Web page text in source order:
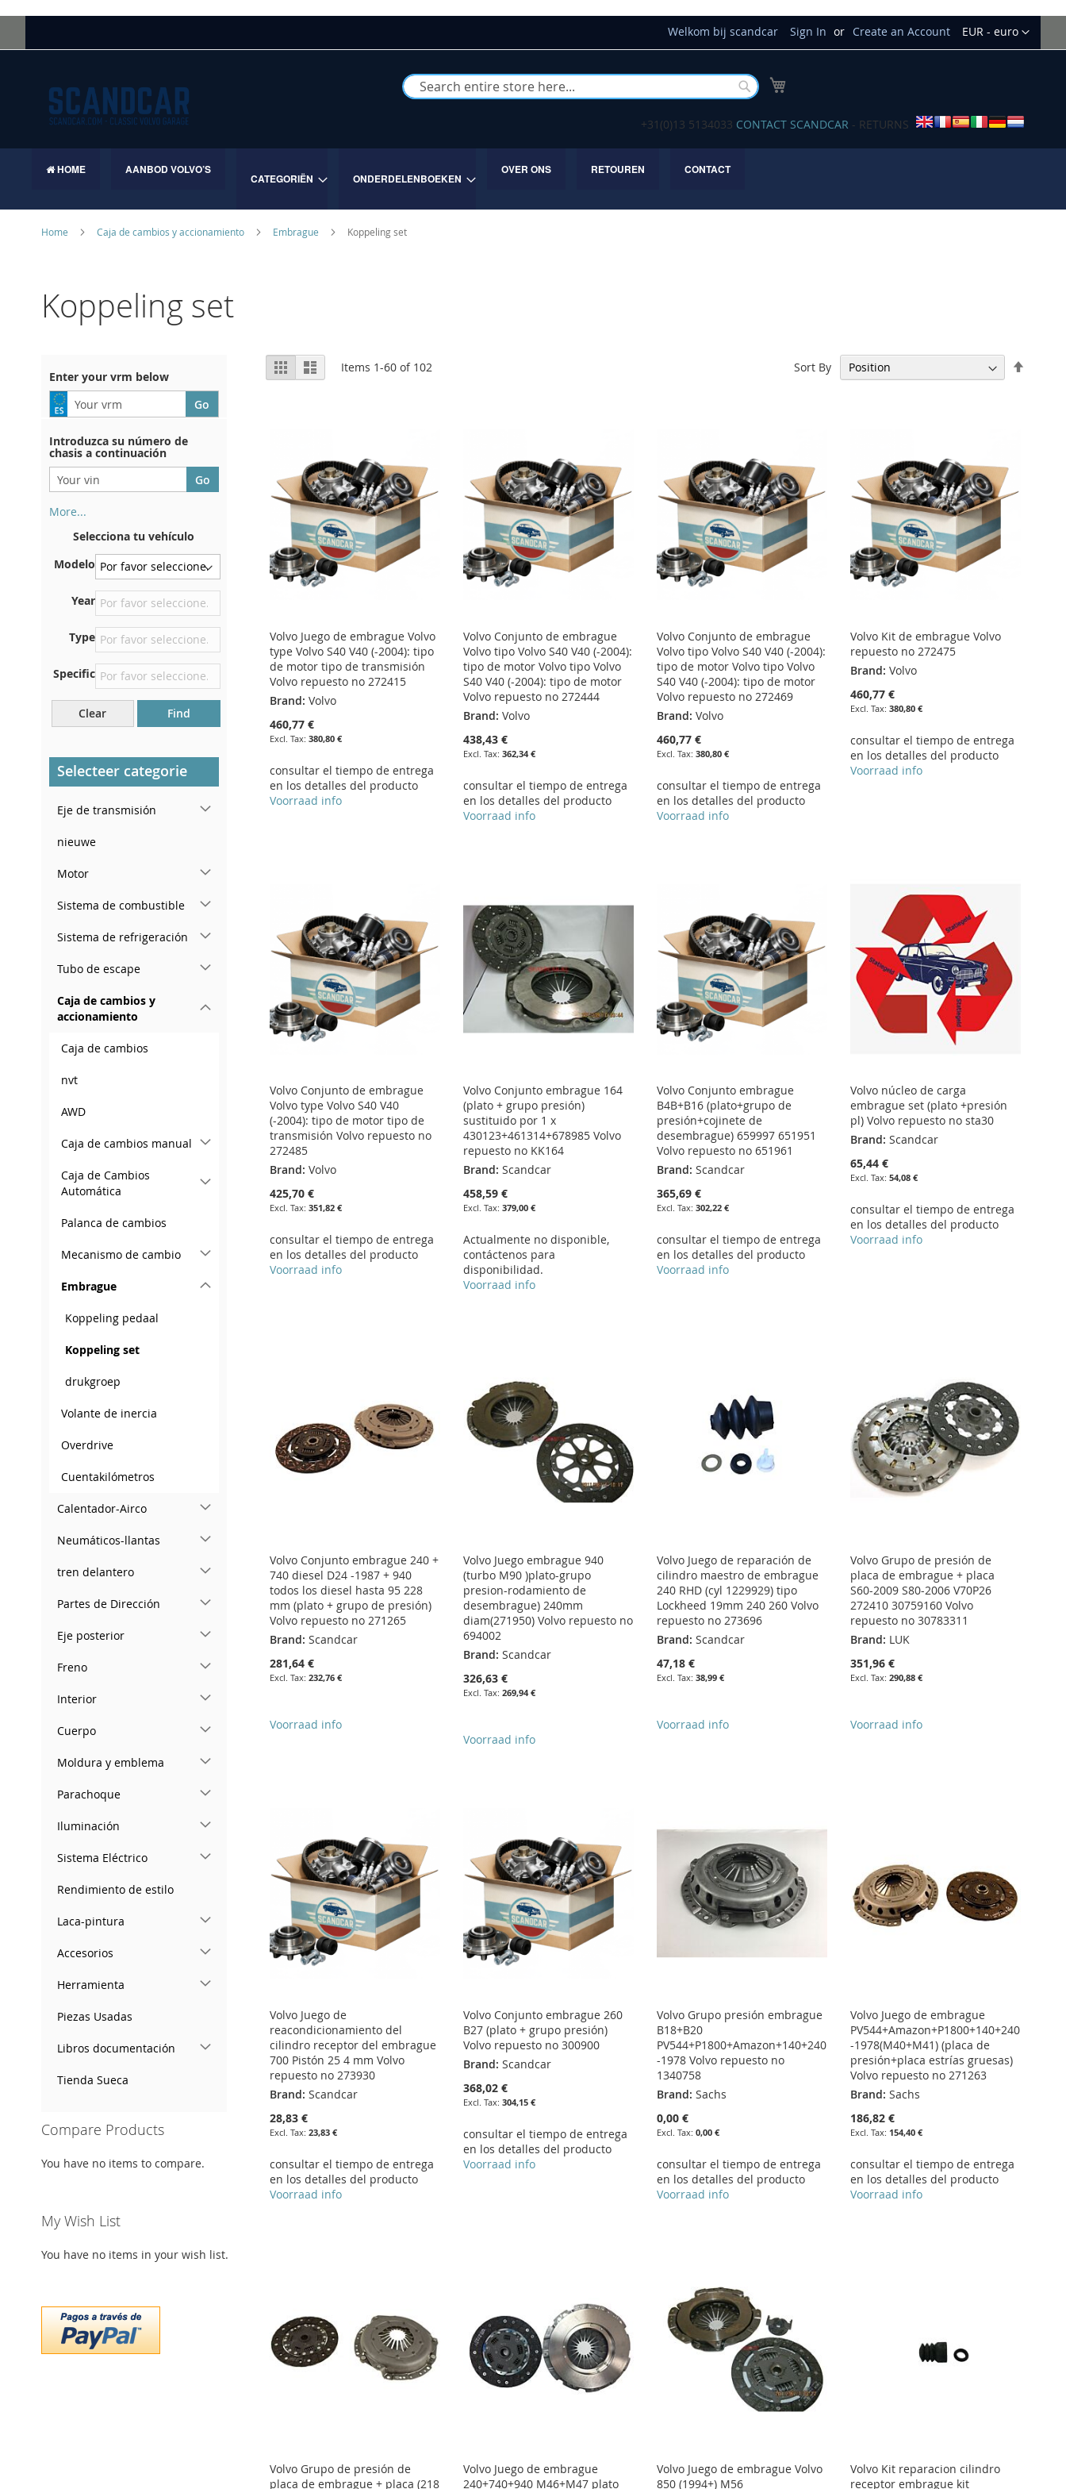
Currency
EUR - euro
Welkom bij scandcar Sign In Create an Account
to
Buscar
+31(0)13 5134033 CONTACT SCANDCAR - RETURNS
HOME AANBOD VOLVO’S
CATEGORIËN ONDERDELENBOEKEN
OVER ONS RETOUREN CONTACT
Home Caja de cambios y accionamiento Embrague Koppeling set
Koppeling set
View
as
Grid List Items 1-60 of 102 Sort By
Volvo Juego de embrague Volvo
type Volvo S40 V40 (-2004): tipo
de motor tipo de transmisión
Volvo repuesto no 272415
Brand: Volvo
460,77 €
380,80 €
consultar el tiempo de entrega
en los detalles del producto
Voorraad info
WISH
LIST
TO
COMPARE
Volvo Conjunto de embrague
Volvo tipo Volvo S40 V40 (-2004):
tipo de motor Volvo tipo Volvo
S40 V40 (-2004): tipo de motor
Volvo repuesto no 272444
Brand: Volvo
438,43 €
362,34 €
consultar el tiempo de entrega
en los detalles del producto
Voorraad info
Add to Cart
ADD
TO
ADD
Volvo Conjunto de embrague
Volvo tipo Volvo S40 V40 (-2004):
tipo de motor Volvo tipo Volvo
S40 V40 (-2004): tipo de motor
Volvo repuesto no 272469
Brand: Volvo
460,77 €
380,80 €
consultar el tiempo de entrega
en los detalles del producto
Voorraad info
Add to Cart
ADD
TO
ADD
Volvo Kit de embrague Volvo
repuesto no 272475
Brand: Volvo
460,77 €
380,80 €
consultar el tiempo de entrega
en los detalles del producto
Voorraad info
WISH
LIST
TO
COMPARE
Volvo Conjunto de embrague
Volvo type Volvo S40 V40
(-2004): tipo de motor tipo de
transmisión Volvo repuesto no
272485
Brand: Volvo
425,70 €
351,82 €
consultar el tiempo de entrega
en los detalles del producto
Voorraad info
ADD
TO
WISH
LIST
ADD
TO
COMPARE
Volvo Conjunto embrague 164
(plato + grupo presión)
sustituido por 1 x
430123+461314+678985 Volvo
repuesto no KK164
Brand: Scandcar
458,59 €
379,00 €
Actualmente no disponible,
contáctenos para
disponibilidad.
Voorraad info
Add to Cart
Volvo Conjunto embrague
B4B+B16 (plato+grupo de
presión+cojinete de
desembrague) 659997 651951
Volvo repuesto no 651961
Brand: Scandcar
365,69 €
302,22 €
consultar el tiempo de entrega
en los detalles del producto
Voorraad info
ADD
TO
WISH
LIST
ADD
TO
COMPARE
Volvo núcleo de carga
embrague set (plato +presión
pl) Volvo repuesto no sta30
Brand: Scandcar
65,44 €
54,08 €
consultar el tiempo de entrega
en los detalles del producto
Voorraad info
ADD
TO
WISH
LIST
ADD
TO
COMPARE
Volvo Conjunto embrague 240 +
740 diesel D24 -1987 + 940
todos los diesel hasta 95 228
mm (plato + grupo de presión)
Volvo repuesto no 271265
Brand: Scandcar
281,64 €
232,76 €
Voorraad info
WISH
LIST
TO
COMPARE
Volvo Juego embrague 940
(turbo M90 )plato-grupo
presion-rodamiento de
desembrague) 240mm
diam(271950) Volvo repuesto no
694002
Brand: Scandcar
326,63 €
269,94 €
Voorraad info
Add to Cart
ADD
TO
WISH
ADD
TO
Volvo Juego de reparación de
cilindro maestro de embrague
240 RHD (cyl 1229929) tipo
Lockheed 19mm 240 260 Volvo
repuesto no 273696
Brand: Scandcar
47,18 €
38,99 €
Voorraad info
WISH
LIST
TO
COMPARE
Volvo Grupo de presión de
placa de embrague + placa
S60-2009 S80-2006 V70P26
272410 30759160 Volvo
repuesto no 30783311
Brand: LUK
351,96 €
290,88 €
Voorraad info
WISH
LIST
TO
COMPARE
Volvo Juego de
reacondicionamiento del
cilindro receptor del embrague
700 Pistón 25 4 mm Volvo
repuesto no 273930
Brand: Scandcar
28,83 €
23,83 €
consultar el tiempo de entrega
en los detalles del producto
Voorraad info
Add to Cart
ADD
WISH
LIST
TO
COMPARE
Volvo Conjunto embrague 260
B27 (plato + grupo presión)
Volvo repuesto no 300900
Brand: Scandcar
368,02 €
304,15 €
consultar el tiempo de entrega
en los detalles del producto
Voorraad info
ADD
TO
ADD
Volvo Grupo presión embrague
B18+B20
PV544+P1800+Amazon+140+240
-1978 Volvo repuesto no
1340758
Brand: Sachs
0,00 €
0,00 €
consultar el tiempo de entrega
en los detalles del producto
Voorraad info
Add to Cart
ADD
WISH
LIST
TO
COMPARE
Volvo Juego de embrague
PV544+Amazon+P1800+140+240
-1978(M40+M41) (placa de
presión+placa estrías gruesas)
Volvo repuesto no 271263
Brand: Sachs
186,82 €
154,40 €
consultar el tiempo de entrega
en los detalles del producto
Voorraad info
Add to Cart
ADD
WISH
LIST
TO
COMPARE
Volvo Grupo de presión de
placa de embrague + placa (218
Volvo Juego de embrague
240+740+940 M46+M47 plato
Volvo Juego de embrague Volvo
850 (1994+) M56
Volvo Kit reparacion cilindro
receptor embrague kit
Enter your vrm below
Introduzca su número de
chasis a continuación
More...
encuentra en el reverso de su
certificado de registro. Y
también en el coche.
En la placa inferior del
asiento delantero derecho
Centrar contra el mamparo
debajo del capó.
Justo en el compartimento
del motor.
Cerca del parabrisas, en el
En el pilar de la puerta
trasera derecha
Selecciona tu vehículo
Modelo
Year
Type
Specific
Clear Find
Selecteer categorie
Eje de transmisión
nieuwe
Motor
Sistema de combustible
Sistema de refrigeración
Tubo de escape
Caja de cambios y
accionamiento
Caja de cambios
nvt
AWD
Caja de cambios manual
Caja de Cambios
Automática
Palanca de cambios
Mecanismo de cambio
Embrague
Koppeling pedaal
Koppeling set
drukgroep
Volante de inercia
Overdrive
Cuentakilómetros
Calentador-Airco
Neumáticos-llantas
tren delantero
Partes de Dirección
Eje posterior
Freno
Interior
Cuerpo
Moldura y emblema
Parachoque
Iluminación
Sistema Eléctrico
Rendimiento de estilo
Laca-pintura
Accesorios
Herramienta
Piezas Usadas
Libros documentación
Tienda Sueca
Compare Products
You have no items to compare.
My Wish List
You have no items in your wish list.